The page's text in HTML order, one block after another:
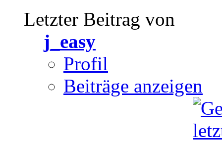
Letzter Beitrag von
j_easy
Profil
Beiträge anzeigen